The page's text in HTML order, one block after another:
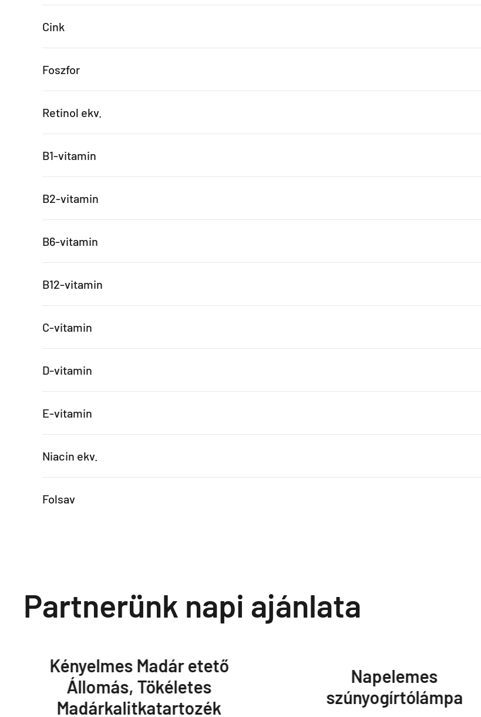
Cink
Foszfor
Retinol ekv.
B1-vitamin
B2-vitamin
B6-vitamin
B12-vitamin
C-vitamin
D-vitamin
E-vitamin
Niacin ekv.
Folsav
Partnerünk napi ajánlata
Kényelmes Madár etető
Állomás, Tökéletes
Madárkalitkatartozék
Napelemes
szúnyogírtólámpa